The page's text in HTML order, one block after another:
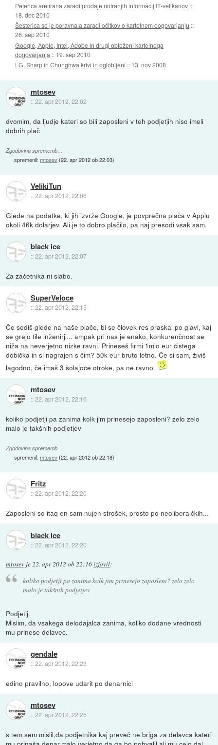
Peterica aretirana zaradi prodaje notranjih informacij IT-velikanov ::
18. dec 2010
Šesterica se je poravnala zaradi očitkov o kartelnem dogovarjanju ::
26. sep 2010
Google, Apple, Intel, Adobe in drugi obtoženi kartelnega
dogovarjanja :: 19. sep 2010
LG, Sharp in Chunghwa krivi in oglobljeni :: 13. nov 2008
mtosev
::22. apr 2012, 22:02
dvomim, da ljudje kateri so bili zaposleni v teh podjetjih niso imeli
dobrih plač
Zgodovina sprememb…
spremenil:mtosev(22. apr 2012 ob 22:03)
VelikiTun
::22. apr 2012, 22:06
Glede na podatke, ki jih izvrže Google, je povprečna plača v Applu
okoli 46k dolarjev. Ali je to dobro plačilo, pa naj presodi vsak sam.
black ice
::22. apr 2012, 22:07
Za začetnika ni slabo.
SuperVeloce
::22. apr 2012, 22:15
Če sodiš glede na naše plače, bi se človek res praskal po glavi, kaj
se grejo tile inženirji... ampak pri nas je enako, konkurenčnost se
niža na neverjetno nizke ravni. Prineseš firmi 1mio eur čistega
dobička in si nagrajen s čim? 50k eur bruto letno. Če si sam, živiš
lagodno, če imaš 3 šolajoče otroke, pa ne ravno.
mtosev
::22. apr 2012, 22:16
koliko podjetji pa zanima kolk jim prinesejo zaposleni? zelo zelo
malo je takšnih podjetjev
Zgodovina sprememb…
spremenil:mtosev(22. apr 2012 ob 22:18)
Fritz
::22. apr 2012, 22:20
Zaposleni so itaq en sam nujen strošek, prosto po neoliberalčkih...
black ice
::22. apr 2012, 22:20
mtosev je22. apr 2012 ob 22:16izjavil:
koliko podjetji pa zanima kolk jim prinesejo zaposleni? zelo zelo
malo je takšnih podjetjev
Podjetij.
Mislim, da vsakega delodajalca zanima, koliko dodane vrednosti
mu prinese delavec.
gendale
::22. apr 2012, 22:23
edino pravilno, lopove udarit po denarnici
mtosev
::22. apr 2012, 22:25
s tem sem mislil,da podjetnika kaj preveč ne briga za delavca kateri